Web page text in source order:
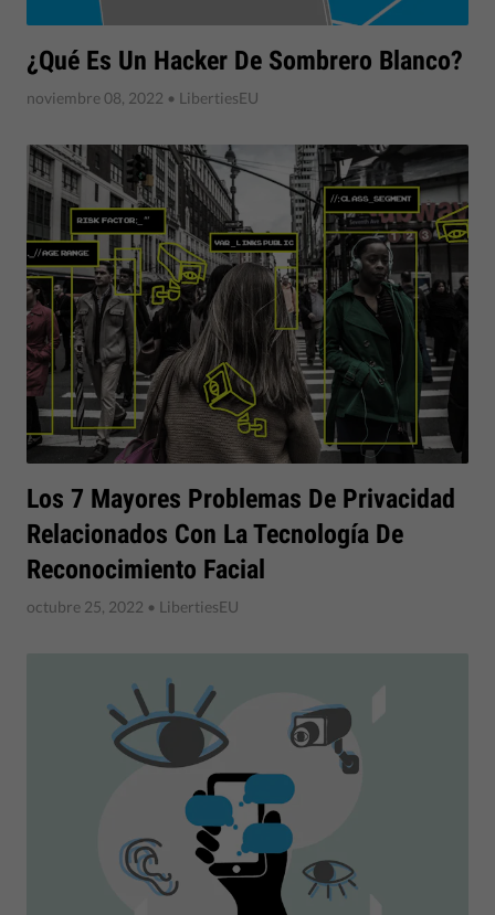
¿Qué Es Un Hacker De Sombrero Blanco?
noviembre 08, 2022 • LibertiesEU
Los 7 Mayores Problemas De Privacidad
Relacionados Con La Tecnología De
Reconocimiento Facial
octubre 25, 2022 • LibertiesEU